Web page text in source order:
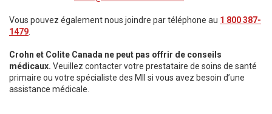
Vous pouvez également nous joindre par téléphone au 1 800 387-
1479
Crohn et Colite Canada ne peut pas offrir de conseils
médicaux. Veuillez contacter votre prestataire de soins de santé
primaire ou votre spécialiste des MII si vous avez besoin d’une
assistance médicale.